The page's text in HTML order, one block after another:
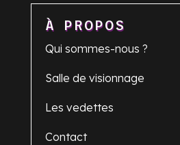
À PROPOS
Qui sommes-nous ?
Salle de visionnage
Les vedettes
Contact